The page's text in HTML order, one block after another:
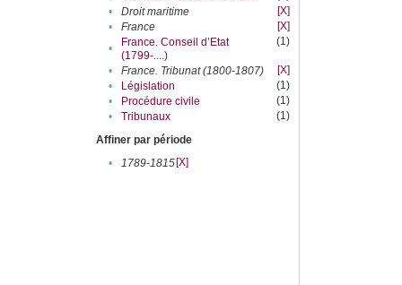
•
Droit maritime
[X]
•
France
[X]
•
France. Conseil d’Etat
(1799-....)
(1)
• France. Tribunat (1800-1807)
[X]
•
Législation
(1)
•
Procédure civile
(1)
•
Tribunaux
(1)
Affiner par période
•
1789-1815[X]